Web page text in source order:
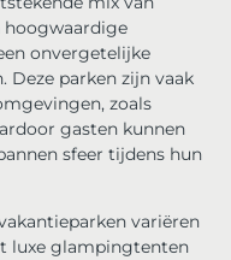
onvergetelijke
Deze parken zijn vaak
zoals
gasten kunnen
sfeer tijdens hun
variëren
luxe glampingtenten